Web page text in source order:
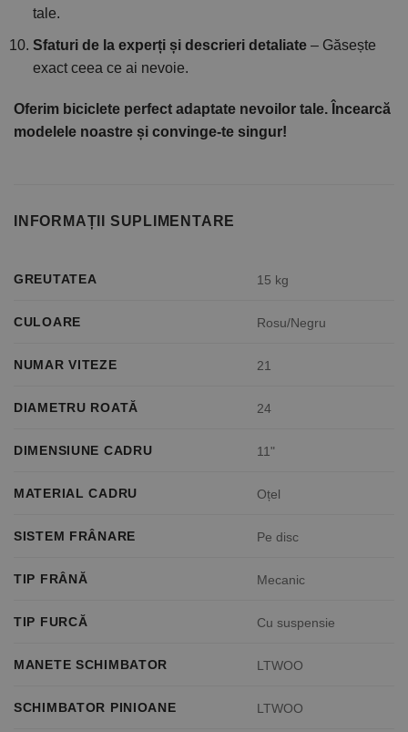
tale.
Sfaturi de la experți și descrieri detaliate– Găsește
exact ceea ce ai nevoie.
Oferim biciclete perfect adaptate nevoilor tale. Încearcă
modelele noastre și convinge-te singur!
INFORMAȚII SUPLIMENTARE
GREUTATEA 15 kg
CULOARE Rosu/Negru
NUMAR VITEZE 21
DIAMETRU ROATĂ 24
DIMENSIUNE CADRU 11"
MATERIAL CADRU Oțel
SISTEM FRÂNARE Pe disc
TIP FRÂNĂ Mecanic
TIP FURCĂ Cu suspensie
MANETE SCHIMBATOR LTWOO
SCHIMBATOR PINIOANE LTWOO